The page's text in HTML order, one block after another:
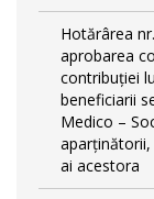
Hotărârea
aprobarea
contribuției
beneficiarii
Medico –
ai acestora